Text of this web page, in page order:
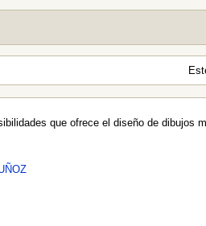
que ofrece el diseño de dibujos